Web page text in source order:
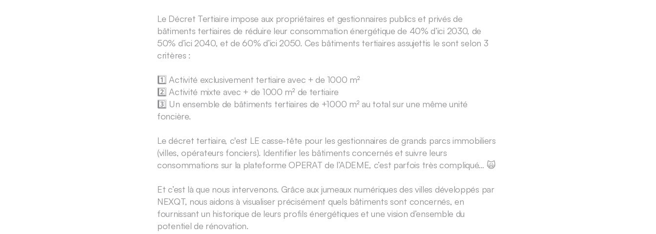
Le Décret Tertiaire impose aux propriétaires et gestionnaires publics et privés de
bâtiments tertiaires de réduire leur consommation énergétique de 40% d’ici 2030, de
50% d’ici 2040, et de 60% d’ici 2050. Ces bâtiments tertiaires assujettis le sont selon 3
critères :
1️⃣ Activité exclusivement tertiaire avec + de 1000 m²
2️⃣ Activité mixte avec + de 1000 m² de tertiaire
3️⃣ Un ensemble de bâtiments tertiaires de +1000 m² au total sur une même unité
foncière.
Le décret tertiaire, c'est LE casse-tête pour les gestionnaires de grands parcs immobiliers
(villes, opérateurs fonciers). Identifier les bâtiments concernés et suivre leurs
consommations sur la plateforme OPERAT de l’ADEME, c’est parfois très compliqué… 🙀
Et c’est là que nous intervenons. Grâce aux jumeaux numériques des villes développés par
NEXQT, nous aidons à visualiser précisément quels bâtiments sont concernés, en
fournissant un historique de leurs profils énergétiques et une vision d’ensemble du
potentiel de rénovation.